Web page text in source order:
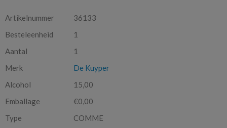
Artikelnummer
36133
Besteleenheid
1
Aantal
1
Merk
De Kuyper
Alcohol
15,00
Emballage
€0,00
Type
COMME